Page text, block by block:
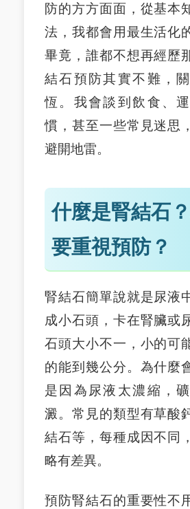
防的方方面面，從基本
法，我都會用最生活化
畢竟，誰都不想再經歷
結石預防其實不難，
恆。我會談到飲食、
慣，甚至一些常見迷思
避開地雷。
什麼是腎結石
要重視預防？
腎結石簡單說就是尿液
成小石頭，卡在腎臟或
石頭大小不一，小的可
的能到幾公分。為什麼
是因為尿液太濃縮，
澱。常見的類型有草酸
結石等，每種成因不同
略有差異。
預防腎結石的重要性不